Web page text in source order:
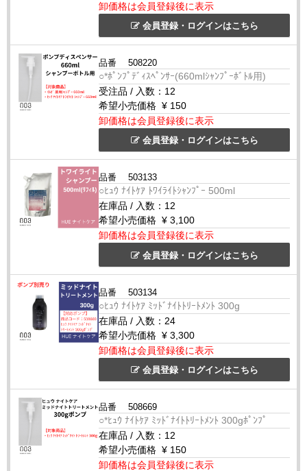
卸価格は会員登録後に表示
会員登録・ログインはこちら
品番 508220
○*ﾎﾟﾝﾌﾟﾃﾞｨｽﾍﾟﾝｻｰ(660mlｼｬﾝﾌﾟｰﾎﾞﾄﾙ用)
受注品 / 入数： 12
希望小売価格 ¥ 150
卸価格は会員登録後に表示
会員登録・ログインはこちら
品番 503133
○ﾋｭｳ ﾅｲﾄｹｱ ﾄﾜｲﾗｲﾄｼｬﾝﾌﾟｰ 500ml
在庫品 / 入数： 12
希望小売価格 ¥ 3,100
卸価格は会員登録後に表示
会員登録・ログインはこちら
品番 503134
○ﾋｭｳ ﾅｲﾄｹｱ ﾐｯﾄﾞﾅｲﾄﾄﾘｰﾄﾒﾝﾄ 300g
在庫品 / 入数： 24
希望小売価格 ¥ 3,300
卸価格は会員登録後に表示
会員登録・ログインはこちら
品番 508669
○*ﾋｭｳ ﾅｲﾄｹｱ ﾐｯﾄﾞﾅｲﾄﾄﾘｰﾄﾒﾝﾄ 300gﾎﾟﾝﾌﾟ
在庫品 / 入数： 12
希望小売価格 ¥ 150
卸価格は会員登録後に表示